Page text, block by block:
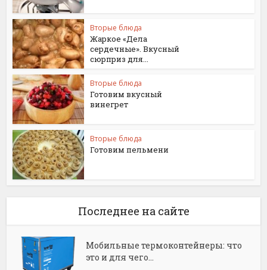
Вторые блюда
Жаркое «Дела
сердечные». Вкусный
сюрприз для...
Вторые блюда
Готовим вкусный
винегрет
Вторые блюда
Готовим пельмени
Последнее на сайте
Мобильные термоконтейнеры: что
это и для чего...